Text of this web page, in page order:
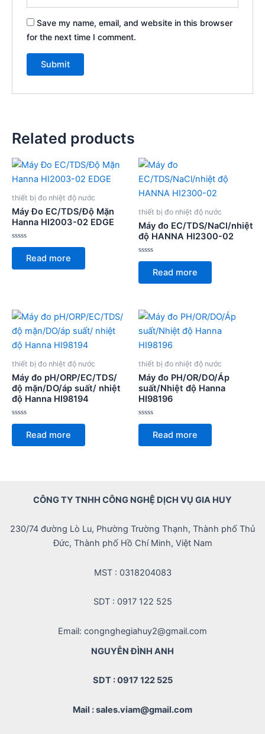
Save my name, email, and website in this browser
for the next time I comment.
Related products
thiết bị đo nhiệt độ nước
Máy Đo EC/TDS/Độ Mặn
Hanna HI2003-02 EDGE
Rated
of
Read more
thiết bị đo nhiệt độ nước
Máy đo EC/TDS/NaCl/nhiệt
độ HANNA HI2300-02
Rated
of
Read more
thiết bị đo nhiệt độ nước
Máy đo pH/ORP/EC/TDS/
độ mặn/DO/áp suất/ nhiệt
độ Hanna HI98194
Rated
of
Read more
thiết bị đo nhiệt độ nước
Máy đo PH/OR/DO/Áp
suất/Nhiệt độ Hanna
HI98196
Rated
of
Read more
CÔNG TY TNHH CÔNG NGHỆ DỊCH VỤ GIA HUY
230/74 đường Lò Lu, Phường Trường Thạnh, Thành phố Thủ
Đức, Thành phố Hồ Chí Minh, Việt Nam
MST : 0318204083
SDT : 0917 122 525
Email: congnghegiahuy2@gmail.com
NGUYỄN ĐÌNH ANH
SDT : 0917 122 525
Mail : sales.viam@gmail.com